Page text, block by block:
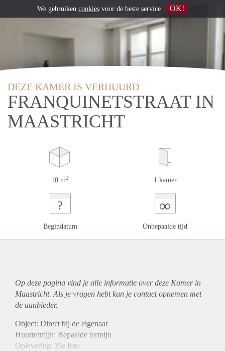
DEZE KAMER IS VERHUURD
FRANQUINETSTRAAT IN
MAASTRICHT
10 m2 1 kamer
?
Begindatum
∞
Onbepaalde tijd
Op deze pagina vind je alle informatie over deze Kamer in
Maastricht. Als je vragen hebt kun je contact opnemen met
de aanbieder.
Object: Direct bij de eigenaar
Huurtermijn: Bepaalde termijn
Oplevering: Zie foto
We gebruiken cookies voor de beste service OK!